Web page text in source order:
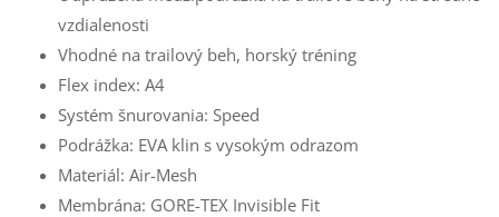
vzdialenosti
Vhodné na trailový beh, horský tréning
Flex index: A4
Systém šnurovania: Speed
Podrážka: EVA klin s vysokým odrazom
Materiál: Air-Mesh
Membrána: GORE-TEX Invisible Fit